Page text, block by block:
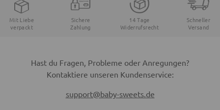
Mit Liebe
verpackt
Sichere
Zahlung
14 Tage
Widerrufsrecht
Schneller
Versand
Hast du Fragen, Probleme oder Anregungen?
Kontaktiere unseren Kundenservice:
support@baby-sweets.de